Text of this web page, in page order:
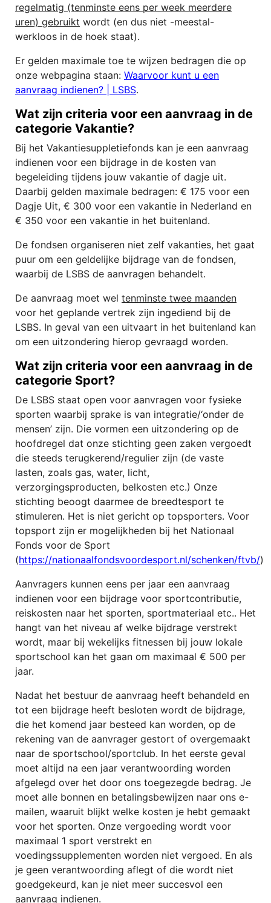
regelmatig (tenminste eens per week meerdere
uren) gebruikt wordt (en dus niet -meestal-
werkloos in de hoek staat).
Er gelden maximale toe te wijzen bedragen die op
onze webpagina staan: Waarvoor kunt u een
aanvraag indienen? | LSBS.
Wat zijn criteria voor een aanvraag in de
categorie Vakantie?
Bij het Vakantiesuppletiefonds kan je een aanvraag
indienen voor een bijdrage in de kosten van
begeleiding tijdens jouw vakantie of dagje uit.
Daarbij gelden maximale bedragen: € 175 voor een
Dagje Uit, € 300 voor een vakantie in Nederland en
€ 350 voor een vakantie in het buitenland.
De fondsen organiseren niet zelf vakanties, het gaat
puur om een geldelijke bijdrage van de fondsen,
waarbij de LSBS de aanvragen behandelt.
De aanvraag moet wel tenminste twee maanden
voor het geplande vertrek zijn ingediend bij de
LSBS. In geval van een uitvaart in het buitenland kan
om een uitzondering hierop gevraagd worden.
Wat zijn criteria voor een aanvraag in de
categorie Sport?
De LSBS staat open voor aanvragen voor fysieke
sporten waarbij sprake is van integratie/‘onder de
mensen’ zijn. Die vormen een uitzondering op de
hoofdregel dat onze stichting geen zaken vergoedt
die steeds terugkerend/regulier zijn (de vaste
lasten, zoals gas, water, licht,
verzorgingsproducten, belkosten etc.) Onze
stichting beoogt daarmee de breedtesport te
stimuleren. Het is niet gericht op topsporters. Voor
topsport zijn er mogelijkheden bij het Nationaal
Fonds voor de Sport
(https://nationaalfondsvoordesport.nl/schenken/ftvb/)
Aanvragers kunnen eens per jaar een aanvraag
indienen voor een bijdrage voor sportcontributie,
reiskosten naar het sporten, sportmateriaal etc.. Het
hangt van het niveau af welke bijdrage verstrekt
wordt, maar bij wekelijks fitnessen bij jouw lokale
sportschool kan het gaan om maximaal € 500 per
jaar.
Nadat het bestuur de aanvraag heeft behandeld en
tot een bijdrage heeft besloten wordt de bijdrage,
die het komend jaar besteed kan worden, op de
rekening van de aanvrager gestort of overgemaakt
naar de sportschool/sportclub. In het eerste geval
moet altijd na een jaar verantwoording worden
afgelegd over het door ons toegezegde bedrag. Je
moet alle bonnen en betalingsbewijzen naar ons e-
mailen, waaruit blijkt welke kosten je hebt gemaakt
voor het sporten. Onze vergoeding wordt voor
maximaal 1 sport verstrekt en
voedingssupplementen worden niet vergoed. En als
je geen verantwoording aflegt of die wordt niet
goedgekeurd, kan je niet meer succesvol een
aanvraag indienen.